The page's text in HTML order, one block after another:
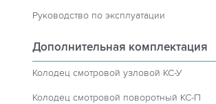
Руководство по эксплуатации
Дополнительная комплектация
Колодец смотровой узловой КС-У
Колодец смотровой поворотный КС-П